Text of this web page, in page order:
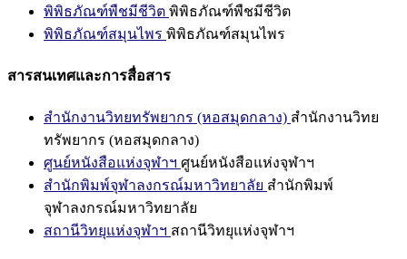
พิพิธภัณฑ์พืชมีชีวิต พิพิธภัณฑ์พืชมีชีวิต
พิพิธภัณฑ์สมุนไพร พิพิธภัณฑ์สมุนไพร
สารสนเทศและการสื่อสาร
สำนักงานวิทยทรัพยากร (หอสมุดกลาง) สำนักงานวิทย
ทรัพยากร (หอสมุดกลาง)
ศูนย์หนังสือแห่งจุฬาฯ ศูนย์หนังสือแห่งจุฬาฯ
สำนักพิมพ์จุฬาลงกรณ์มหาวิทยาลัย สำนักพิมพ์
จุฬาลงกรณ์มหาวิทยาลัย
สถานีวิทยุแห่งจุฬาฯ สถานีวิทยุแห่งจุฬาฯ